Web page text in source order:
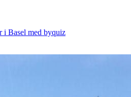
i Basel med byquiz